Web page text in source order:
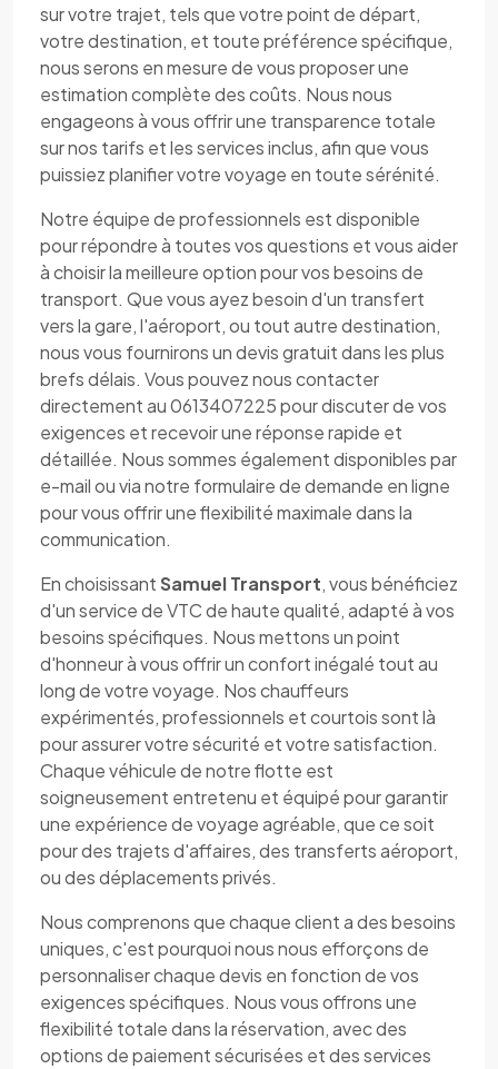
sur votre trajet, tels que votre point de départ,
votre destination, et toute préférence spécifique,
nous serons en mesure de vous proposer une
estimation complète des coûts. Nous nous
engageons à vous offrir une transparence totale
sur nos tarifs et les services inclus, afin que vous
puissiez planifier votre voyage en toute sérénité.
Notre équipe de professionnels est disponible
pour répondre à toutes vos questions et vous aider
à choisir la meilleure option pour vos besoins de
transport. Que vous ayez besoin d'un transfert
vers la gare, l'aéroport, ou tout autre destination,
nous vous fournirons un devis gratuit dans les plus
brefs délais. Vous pouvez nous contacter
directement au 0613407225 pour discuter de vos
exigences et recevoir une réponse rapide et
détaillée. Nous sommes également disponibles par
e-mail ou via notre formulaire de demande en ligne
pour vous offrir une flexibilité maximale dans la
communication.
En choisissantSamuel Transport, vous bénéficiez
d'un service de VTC de haute qualité, adapté à vos
besoins spécifiques. Nous mettons un point
d'honneur à vous offrir un confort inégalé tout au
long de votre voyage. Nos chauffeurs
expérimentés, professionnels et courtois sont là
pour assurer votre sécurité et votre satisfaction.
Chaque véhicule de notre flotte est
soigneusement entretenu et équipé pour garantir
une expérience de voyage agréable, que ce soit
pour des trajets d'affaires, des transferts aéroport,
ou des déplacements privés.
Nous comprenons que chaque client a des besoins
uniques, c'est pourquoi nous nous efforçons de
personnaliser chaque devis en fonction de vos
exigences spécifiques. Nous vous offrons une
flexibilité totale dans la réservation, avec des
options de paiement sécurisées et des services